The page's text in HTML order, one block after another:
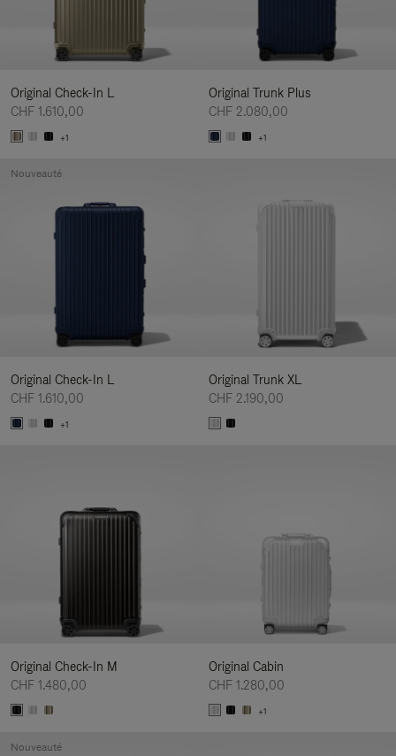
Original Check-In L
CHF 1.610,00
+1
Original Trunk Plus
CHF 2.080,00
+1
Original Check-In L
CHF 1.610,00
+1
Nouveauté
Original Trunk XL
CHF 2.190,00
Original Check-In M
CHF 1.480,00
Original Cabin
CHF 1.280,00
+1
Nouveauté